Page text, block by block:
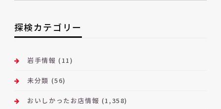
ー
カ
ブ
探検カテゴリー
岩手情報 (11)
未分類 (56)
おいしかったお店情報 (1,358)